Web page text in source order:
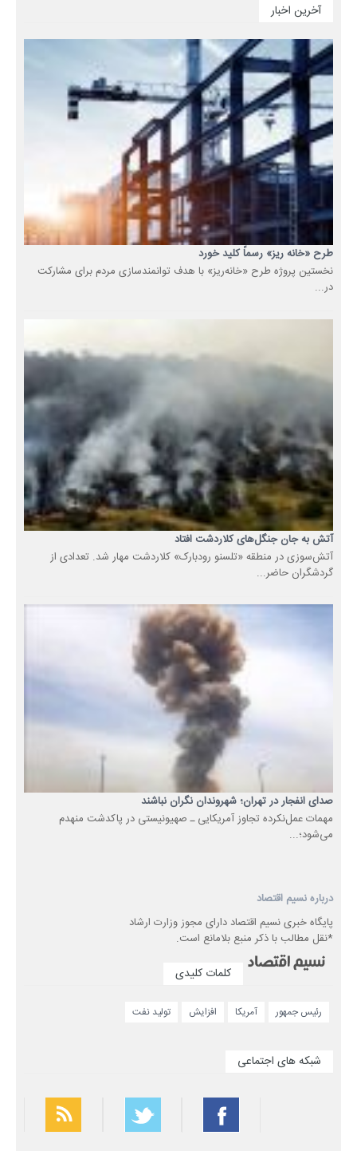
آخرین اخبار
طرح «خانه ریز» رسماً کلید خورد
نخستین پروژه طرح «خانه‌ریز» با هدف توانمندسازی مردم برای مشارکت
در...
آتش به جان جنگل‌های کلاردشت افتاد
آتش‌سوزی در منطقه «تلسنو رودبارک» کلاردشت مهار شد. تعدادی از
گردشگران حاضر...
صدای انفجار در تهران؛ شهروندان نگران نباشند
مهمات عمل‌نکرده تجاوز آمریکایی ـ صهیونیستی در پاکدشت منهدم
می‌شود؛...
درباره نسیم اقتصاد
پایگاه خبری نسیم اقتصاد دارای مجوز وزارت ارشاد
*نقل مطالب با ذکر منبع بلامانع است.
کلمات کلیدی
رئیس جمهور آمریکا افزایش تولید نفت
شبکه های اجتماعی